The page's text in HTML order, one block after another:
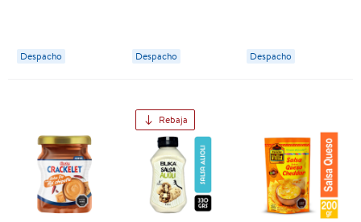
Despacho Despacho Despacho
Rebaja